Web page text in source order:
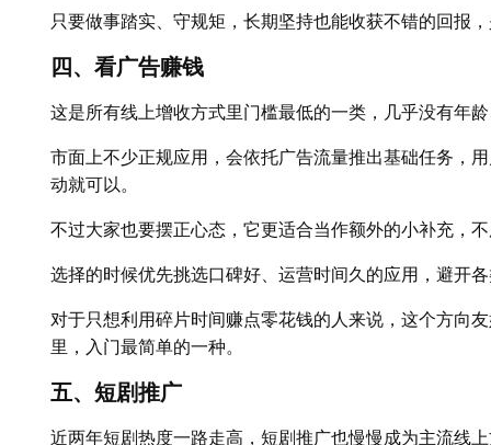
只要做事踏实、守规矩，长期坚持也能收获不错的回报
四、看广告赚钱
这是所有线上增收方式里门槛最低的一类，几乎没有年
市面上不少正规应用，会依托广告流量推出基础任务，
动就可以。
不过大家也要摆正心态，它更适合当作额外的小补充，
选择的时候优先挑选口碑好、运营时间久的应用，避开
对于只想利用碎片时间赚点零花钱的人来说，这个方向
里，入门最简单的一种。
五、短剧推广
近两年短剧热度一路走高，短剧推广也慢慢成为主流线